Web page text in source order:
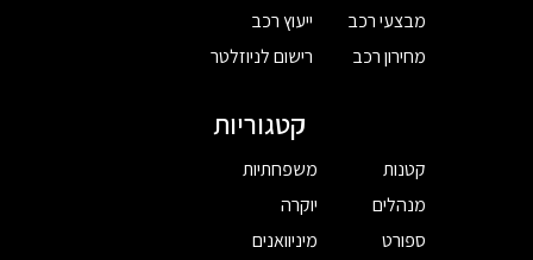
מבצעי רכב
מחירון רכב
ייעוץ רכב
רישום לניוזלטר
קטגוריות
קטנות
מנהלים
ספורט
משפחתיות
יוקרה
מיניוואנים